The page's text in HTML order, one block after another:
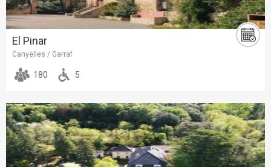
El Pinar
Canyelles / Garraf
180 5